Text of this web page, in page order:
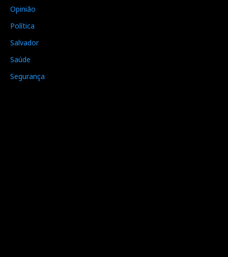
Opinião
Política
Salvador
Saúde
Segurança